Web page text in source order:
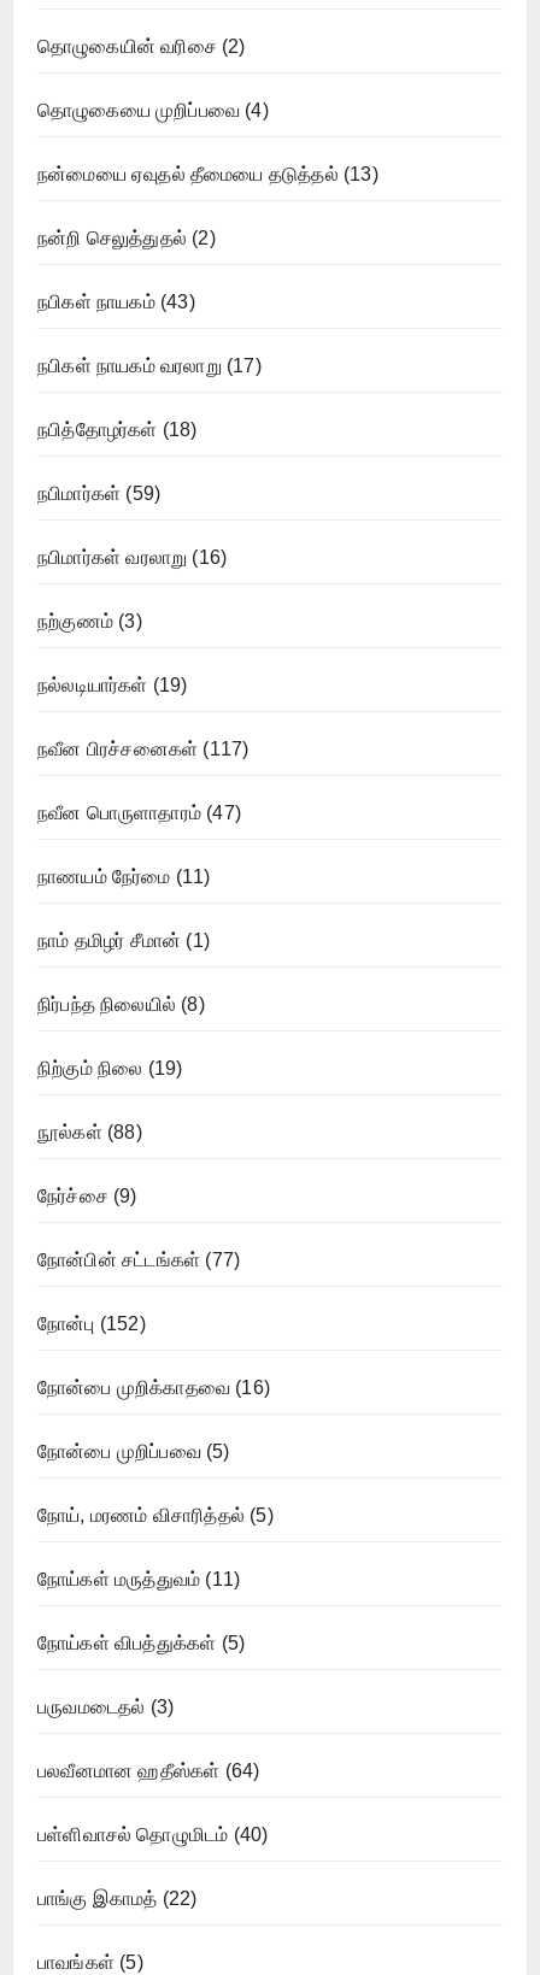
தொழுகையின் வரிசை (2)
தொழுகையை முறிப்பவை (4)
நன்மையை ஏவுதல் தீமையை தடுத்தல் (13)
நன்றி செலுத்துதல் (2)
நபிகள் நாயகம்(43)
நபிகள் நாயகம் வரலாறு (17)
நபித்தோழர்கள் (18)
நபிமார்கள் (59)
நபிமார்கள் வரலாறு (16)
நற்குணம் (3)
நல்லடியார்கள் (19)
நவீன பிரச்சனைகள் (117)
நவீன பொருளாதாரம் (47)
நாணயம் நேர்மை (11)
நாம் தமிழர் சீமான் (1)
நிர்பந்த நிலையில் (8)
நிற்கும் நிலை (19)
நூல்கள் (88)
நேர்ச்சை (9)
நோன்பின் சட்டங்கள் (77)
நோன்பு (152)
நோன்பை முறிக்காதவை (16)
நோன்பை முறிப்பவை(5)
நோய், மரணம் விசாரித்தல் (5)
நோய்கள் மருத்துவம் (11)
நோய்கள் விபத்துக்கள் (5)
பருவமடைதல் (3)
பலவீனமான ஹதீஸ்கள் (64)
பள்ளிவாசல் தொழுமிடம் (40)
பாங்கு இகாமத் (22)
பாவங்கள் (5)